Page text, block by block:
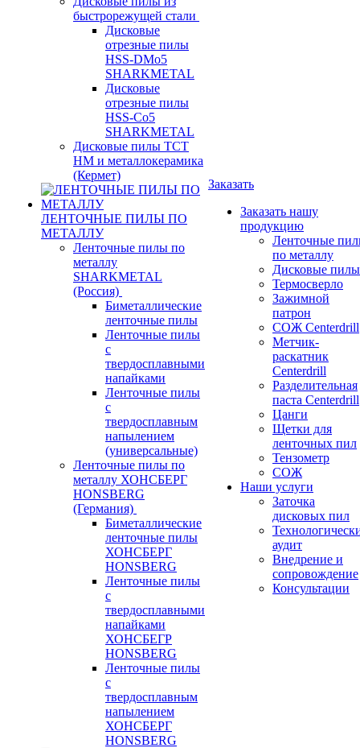
быстрорежущей стали
Дисковые
отрезные пилы
HSS-DMo5
SHARKMETAL
Дисковые
отрезные пилы
HSS-Co5
SHARKMETAL
Дисковые пилы ТСТ
НМ и металлокерамика
(Кермет)
ЛЕНТОЧНЫЕ ПИЛЫ ПО
МЕТАЛЛУ
Ленточные пилы по
металлу
SHARKMETAL
(Россия)
Биметаллические
ленточные пилы
Ленточные пилы
с
твердосплавными
напайками
Ленточные пилы
с
твердосплавным
напылением
(универсальные)
Ленточные пилы по
металлу ХОНСБЕРГ
HONSBERG
(Германия)
Биметаллические
ленточные пилы
ХОНСБЕРГ
HONSBERG
Ленточные пилы
с
твердосплавными
напайками
ХОНСБЕГР
HONSBERG
Ленточные пилы
с
твердосплавным
напылением
ХОНСБЕРГ
HONSBERG
Заказать
Заказать нашу
продукцию
Ленточные
по металлу
Дисковые пилы
Термосверло
Зажимной
патрон
СОЖ Centerdrill
Метчик-
раскатник
Centerdrill
Разделительная
паста Centerdrill
Цанги
Щетки для
ленточных пил
Тензометр
СОЖ
Наши услуги
Заточка
дисковых пил
аудит
Внедрение и
сопровождение
Консультации